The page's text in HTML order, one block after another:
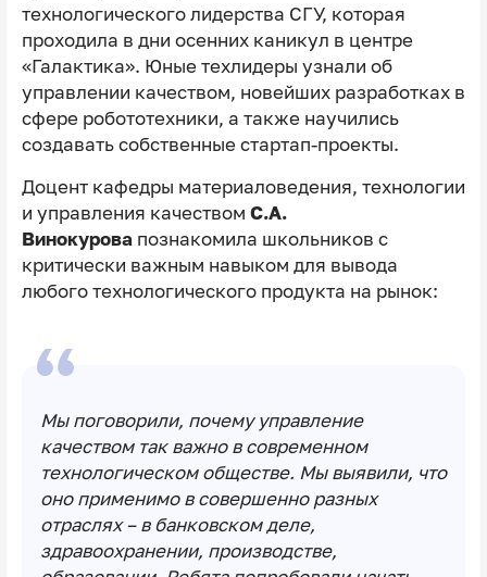
технологического лидерства СГУ, которая
проходила в дни осенних каникул в центре
«Галактика». Юные техлидеры узнали об
управлении качеством, новейших разработках в
сфере робототехники, а также научились
создавать собственные стартап-проекты.
Доцент кафедры материаловедения, технологии
и управления качеством С.А.
Винокурова познакомила школьников с
критически важным навыком для вывода
любого технологического продукта на рынок:
Мы поговорили, почему управление
качеством так важно в современном
технологическом обществе. Мы выявили, что
оно применимо в совершенно разных
отраслях – в банковском деле,
здравоохранении, производстве,